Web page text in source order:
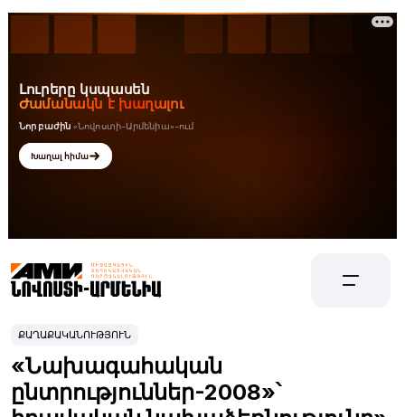
ՔԱՂԱՔԱԿԱՆՈՒԹՅՈՒՆ
«Նախագահական
ընտրություններ-2008»՝